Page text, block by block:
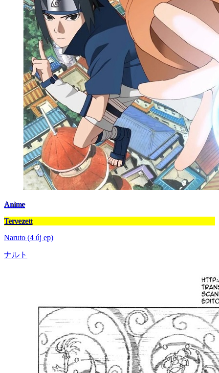
Anime
Tervezett
Naruto (4 új ep)
ナルト